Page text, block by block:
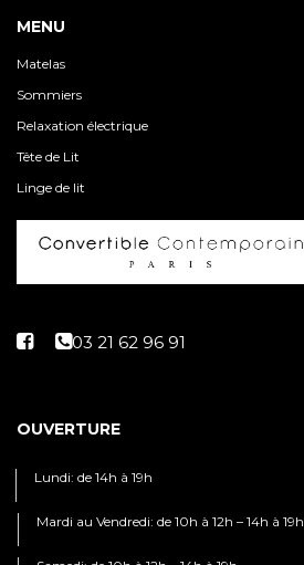
MENU
Matelas
Sommiers
Relaxation électrique
Tête de Lit
Linge de lit
OUVERTURE
Lundi: de 14h à 19h
Mardi au Vendredi: de 10h à 12h – 14h à 19h